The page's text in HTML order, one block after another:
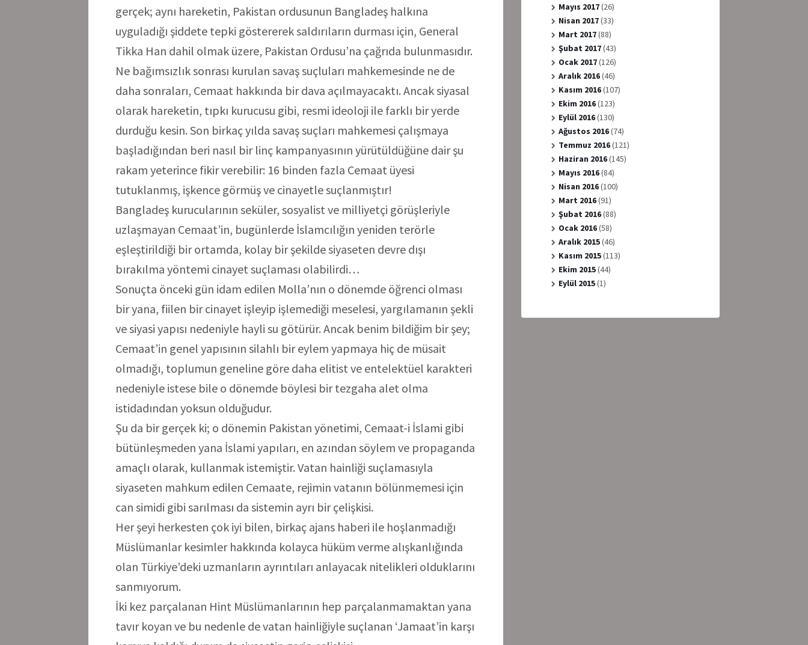
gerçek; aynı hareketin, Pakistan ordusunun Bangladeş halkına
uyguladığı şiddete tepki göstererek saldırıların durması için, General
Tikka Han dahil olmak üzere, Pakistan Ordusu’na çağrıda bulunmasıdır.
Ne bağımsızlık sonrası kurulan savaş suçluları mahkemesinde ne de
daha sonraları, Cemaat hakkında bir dava açılmayacaktı. Ancak siyasal
olarak hareketin, tıpkı kurucusu gibi, resmi ideoloji ile farklı bir yerde
durduğu kesin. Son birkaç yılda savaş suçları mahkemesi çalışmaya
başladığından beri nasıl bir linç kampanyasının yürütüldüğüne dair şu
rakam yeterince fikir verebilir: 16 binden fazla Cemaat üyesi
tutuklanmış, işkence görmüş ve cinayetle suçlanmıştır!
Bangladeş kurucularının seküler, sosyalist ve milliyetçi görüşleriyle
uzlaşmayan Cemaat’in, bugünlerde İslamcılığın yeniden terörle
eşleştirildiği bir ortamda, kolay bir şekilde siyaseten devre dışı
bırakılma yöntemi cinayet suçlaması olabilirdi…
Sonuçta önceki gün idam edilen Molla’nın o dönemde öğrenci olması
bir yana, fiilen bir cinayet işleyip işlemediği meselesi, yargılamanın şekli
ve siyasi yapısı nedeniyle hayli su götürür. Ancak benim bildiğim bir şey;
Cemaat’in genel yapısının silahlı bir eylem yapmaya hiç de müsait
olmadığı, toplumun geneline göre daha elitist ve entelektüel karakteri
nedeniyle istese bile o dönemde böylesi bir tezgaha alet olma
istidadından yoksun olduğudur.
Şu da bir gerçek ki; o dönemin Pakistan yönetimi, Cemaat-i İslami gibi
bütünleşmeden yana İslami yapıları, en azından söylem ve propaganda
amaçlı olarak, kullanmak istemiştir. Vatan hainliği suçlamasıyla
siyaseten mahkum edilen Cemaate, rejimin vatanın bölünmemesi için
can simidi gibi sarılması da sistemin ayrı bir çelişkisi.
Her şeyi herkesten çok iyi bilen, birkaç ajans haberi ile hoşlanmadığı
Müslümanlar kesimler hakkında kolayca hüküm verme alışkanlığında
olan Türkiye’deki uzmanların ayrıntıları anlayacak nitelikleri olduklarını
sanmıyorum.
İki kez parçalanan Hint Müslümanlarının hep parçalanmamaktan yana
tavır koyan ve bu nedenle de vatan hainliğiyle suçlanan ‘Jamaat’in karşı
Mayıs 2017(26)
Nisan 2017(33)
Mart 2017(88)
Şubat 2017(43)
Ocak 2017(126)
Aralık 2016(46)
Kasım 2016(107)
Ekim 2016(123)
Eylül 2016(130)
Ağustos 2016(74)
Temmuz 2016(121)
Haziran 2016(145)
Mayıs 2016(84)
Nisan 2016(100)
Mart 2016(91)
Şubat 2016(88)
Ocak 2016(58)
Aralık 2015(46)
Kasım 2015(113)
Ekim 2015(44)
Eylül 2015(1)